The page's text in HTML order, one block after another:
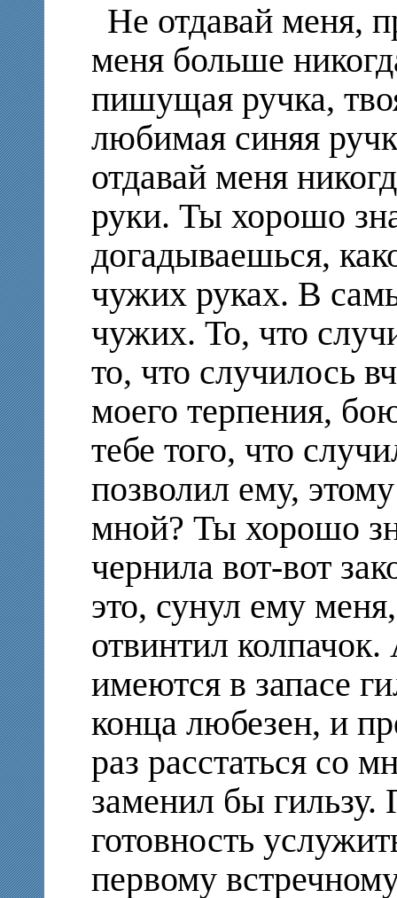
Не отдавай меня,
меня больше
пишущая ручка,
любимая синяя
отдавай меня
руки. Ты хорошо
догадываешься,
чужих руках. В
чужих. То, что
то, что случилось
моего терпения,
тебе того, что
позволил ему,
мной? Ты хорошо
чернила вот-вот
это, сунул ему
отвинтил колпачок.
имеются в запасе
конца любезен, и
раз расстаться со
заменил бы гильзу.
готовность
первому